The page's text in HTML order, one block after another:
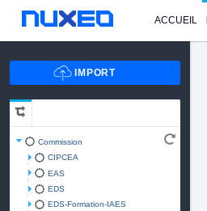
ACCUEIL
Commission
CIPCEA
EAS
EDS
EDS-Formation-IAES